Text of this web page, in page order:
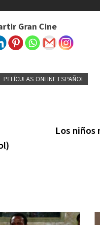
Gran Cine
PELÍCULAS ONLINE ESPAÑOL
Los niños